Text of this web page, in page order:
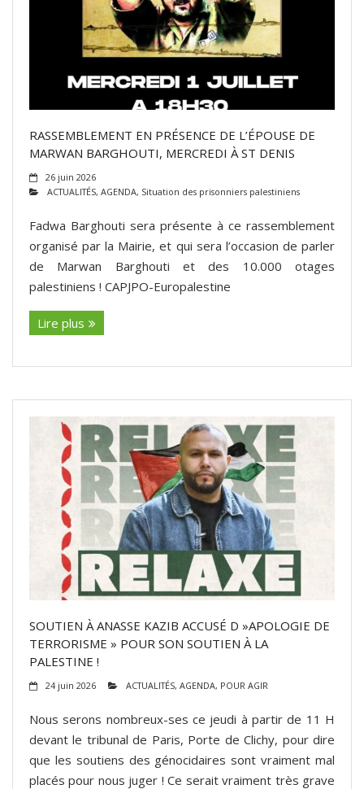
RASSEMBLEMENT EN PRÉSENCE DE L’ÉPOUSE DE
MARWAN BARGHOUTI, MERCREDI À ST DENIS
26 juin 2026
ACTUALITÉS, AGENDA, Situation des prisonniers palestiniens
Fadwa Barghouti sera présente à ce rassemblement
organisé par la Mairie, et qui sera l’occasion de parler
de Marwan Barghouti et des 10.000 otages
palestiniens ! CAPJPO-Europalestine
Lire plus
SOUTIEN À ANASSE KAZIB ACCUSÉ D »APOLOGIE DE
TERRORISME » POUR SON SOUTIEN À LA
PALESTINE !
24 juin 2026 ACTUALITÉS, AGENDA, POUR AGIR
Nous serons nombreux-ses ce jeudi à partir de 11 H
devant le tribunal de Paris, Porte de Clichy, pour dire
que les soutiens des génocidaires sont vraiment mal
placés pour nous juger ! Ce serait vraiment très grave